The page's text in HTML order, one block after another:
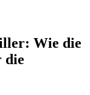
Wie die
die